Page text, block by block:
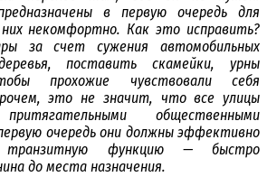
в первую очередь для
некомфортно. Как это исправить?
за счет сужения автомобильных
поставить скамейки, урны
прохожие чувствовали себя
это не значит, что все улицы
общественными
очередь они должны эффективно
транзитную функцию — быстро
до места назначения.